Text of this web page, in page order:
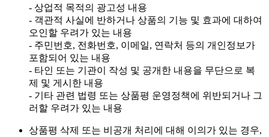
- 상업적 목적의 광고성 내용
- 객관적 사실에 반하거나 상품의 기능 및 효과에 대하여
오인할 우려가 있는 내용
- 주민번호, 전화번호, 이메일, 연락처 등의 개인정보가
포함되어 있는 내용
- 타인 또는 기관이 작성 및 공개한 내용을 무단으로 복
제 및 게시한 내용
- 기타 관련 법령 또는 상품평 운영정책에 위반되거나 그
러할 우려가 있는 내용
상품평 삭제 또는 비공개 처리에 대해 이의가 있는 경우,